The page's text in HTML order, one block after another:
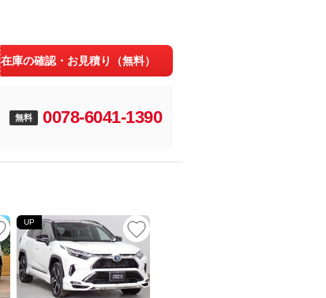
在庫の確認・お見積り（無料）
無料 0078-6041-1390
UP